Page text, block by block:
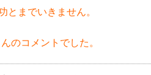
とまでいきません。
のコメントでした。